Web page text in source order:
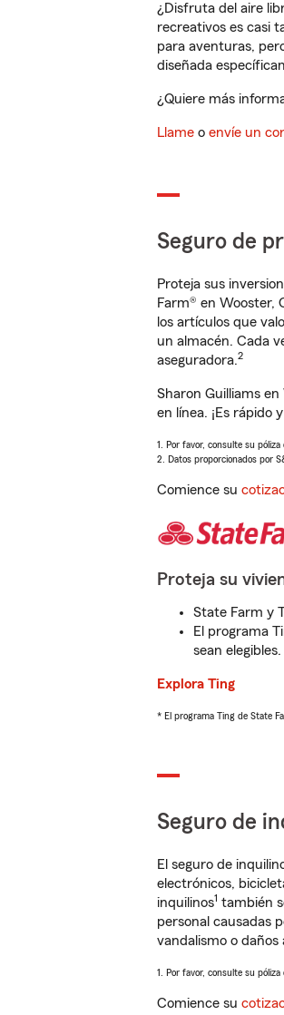
¿Disfruta del aire
recreativos es casi
para aventuras,
diseñada
¿Quiere más
Llame o envíe un
Seguro de
Proteja sus
Farm® en Wooster,
los artículos que
un almacén. Cada
aseguradora.2
Sharon Guilliams
en línea. ¡Es rápido
1. Por favor, consulte su
2. Datos proporcionados por
Comience su
Proteja su
State Farm y
El programa
sean elegibles.
Explora Ting
* El programa Ting de State
Seguro de
El seguro de
electrónicos,
inquilinos1 también
personal causadas
vandalismo o daños
1. Por favor, consulte su
Comience su